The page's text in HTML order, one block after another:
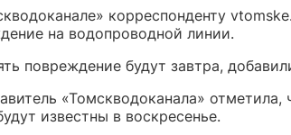
корреспонденту
на водопроводной линии.
повреждение будут завтра,
«Томскводоканала» отметила,
известны в воскресенье.